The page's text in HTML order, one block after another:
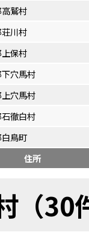
鷲村
川村
保村
穴馬村
穴馬村
徹白村
鳥町
住所
（30